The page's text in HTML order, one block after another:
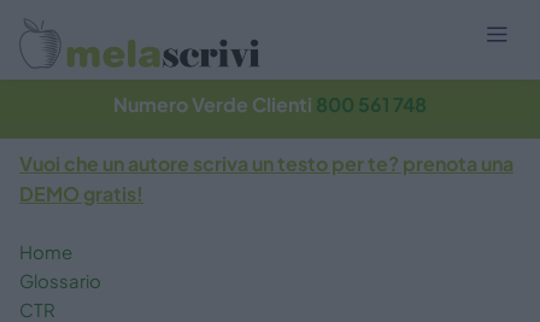
Numero Verde Clienti 800 561 748
Vuoi che un autore scriva un testo per te? prenota una
DEMO gratis!
Home
Glossario
CTR